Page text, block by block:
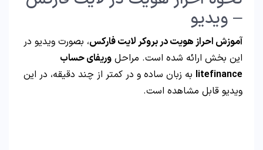
– ویدیو
آموزش احراز هویت در بروکر لایت فارکس، بصورت ویدیو در
این بخش ارائه شده است. مراحل وریفای حساب
litefinance به زبان ساده و در کمتر از چند دقیقه، در این
ویدیو قابل مشاهده است.